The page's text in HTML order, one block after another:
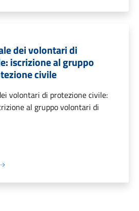
dei volontari di
iscrizione al gruppo
civile
volontari di protezione civile:
al gruppo volontari di